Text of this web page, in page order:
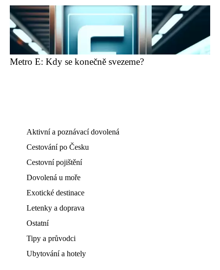
Metro E: Kdy se konečně svezeme?
Aktivní a poznávací dovolená
Cestování po Česku
Cestovní pojištění
Dovolená u moře
Exotické destinace
Letenky a doprava
Ostatní
Tipy a průvodci
Ubytování a hotely